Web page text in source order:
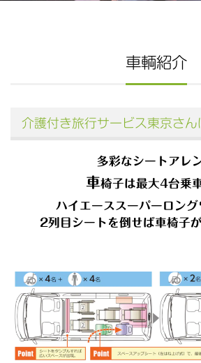
車輌紹介
介護付き旅行サービス東京さん
多彩なシートアレ
車椅子は最大4台乗
ハイエーススーパーロング
2列目シートを倒せば車椅子